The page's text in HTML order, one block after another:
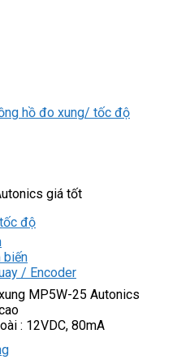
biến
/ Encoder
hồ đo xung/ tốc độ
giá tốt
độ
MP5W-25 Autonics
: 12VDC, 80mA